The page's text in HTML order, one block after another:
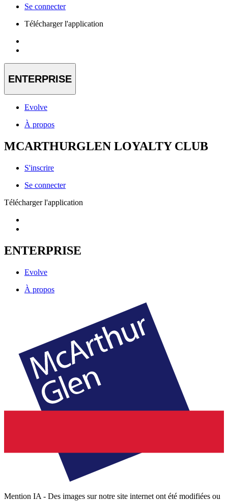
Se connecter
Télécharger l'application
ENTERPRISE
Evolve
À propos
MCARTHURGLEN LOYALTY CLUB
S'inscrire
Se connecter
Télécharger l'application
ENTERPRISE
Evolve
À propos
Mention IA - Des images sur notre site internet ont été modifiées ou